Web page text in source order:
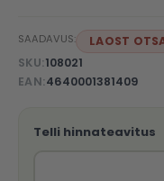
SAADAVUS:
LAOST
SKU 108021
EAN 4640001381409
Telli hinnateavitus